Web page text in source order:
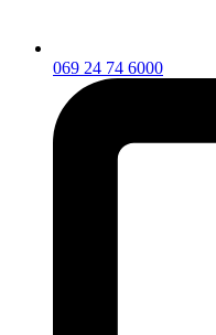
069 24 74 6000